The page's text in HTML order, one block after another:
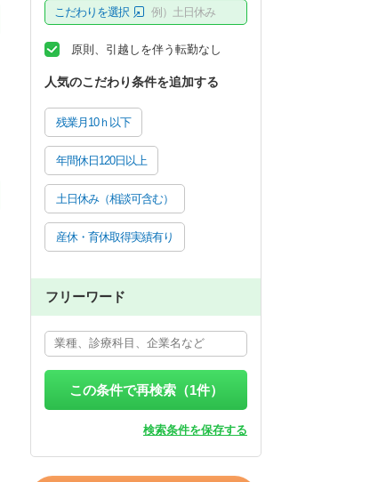
こだわりを選択 例）土日休み
原則、引越しを伴う転勤なし
人気のこだわり条件を追加する
残業月10ｈ以下
年間休日120日以上
土日休み（相談可含む）
産休・育休取得実績有り
フリーワード
この条件で再検索（1件）
検索条件を保存する